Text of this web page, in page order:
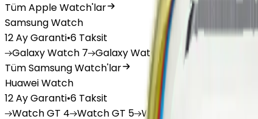
Tüm Apple Watch'lar
Samsung Watch
12 Ay Garanti•6 Taksit
GalaxyWatch 7 GalaxyWatch Ultra
Tüm Samsung Watch'lar
Huawei Watch
12 Ay Garanti•6 Taksit
WatchGT 4 WatchGT 5 Watch